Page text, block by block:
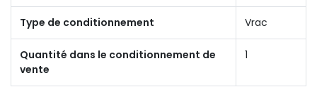
Type de conditionnement Vrac
Quantité dans le conditionnement de
vente
1